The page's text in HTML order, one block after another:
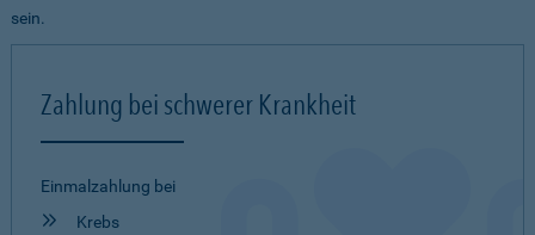
sein.
Zahlung bei schwerer Krankheit
Einmalzahlung bei
Krebs